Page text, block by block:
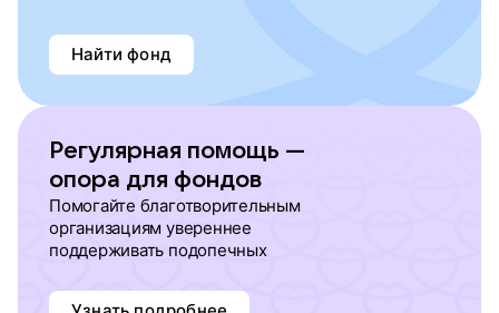
Найти фонд
Регулярная помощь —
опора для фондов
Помогайте благотворительным
организациям увереннее
поддерживать подопечных